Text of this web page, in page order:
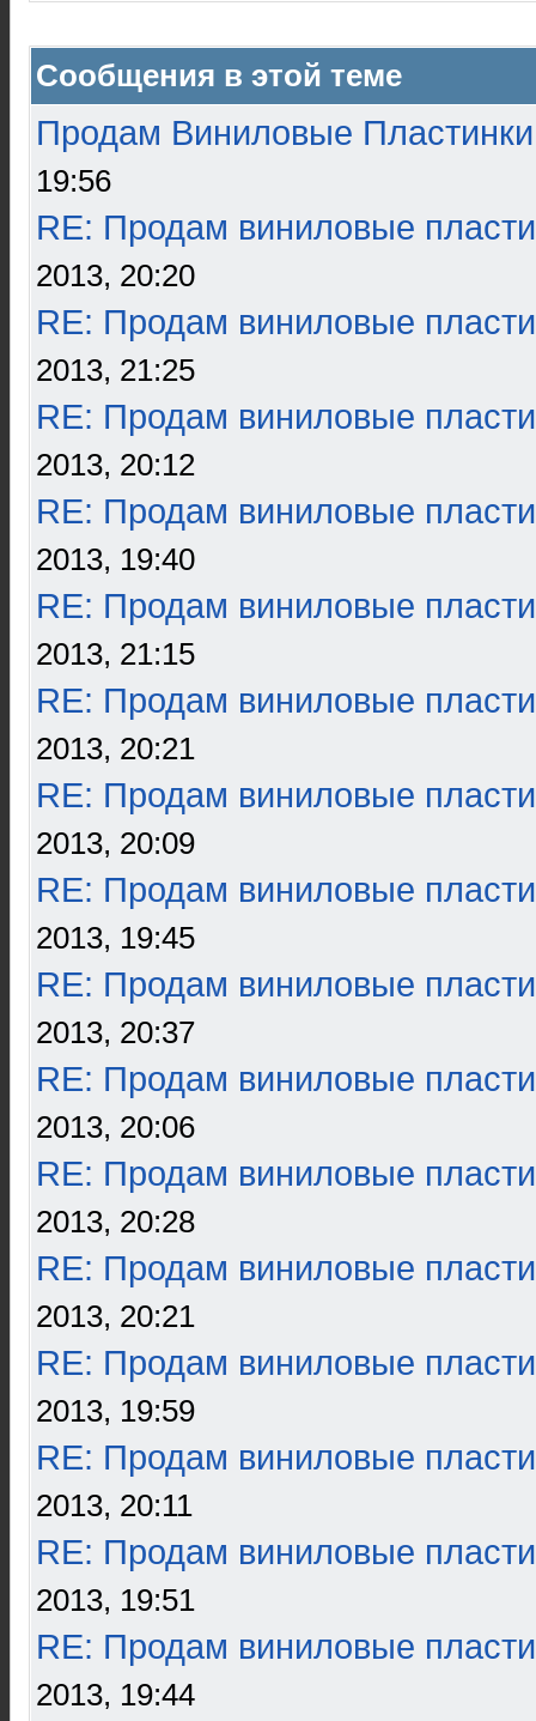
Сообщения в этой теме
Продам Виниловые Пластинки
19:56
RE: Продам виниловые
2013, 20:20
RE: Продам виниловые
2013, 21:25
RE: Продам виниловые
2013, 20:12
RE: Продам виниловые
2013, 19:40
RE: Продам виниловые
2013, 21:15
RE: Продам виниловые
2013, 20:21
RE: Продам виниловые
2013, 20:09
RE: Продам виниловые
2013, 19:45
RE: Продам виниловые
2013, 20:37
RE: Продам виниловые
2013, 20:06
RE: Продам виниловые
2013, 20:28
RE: Продам виниловые
2013, 20:21
RE: Продам виниловые
2013, 19:59
RE: Продам виниловые
2013, 20:11
RE: Продам виниловые
2013, 19:51
RE: Продам виниловые
2013, 19:44